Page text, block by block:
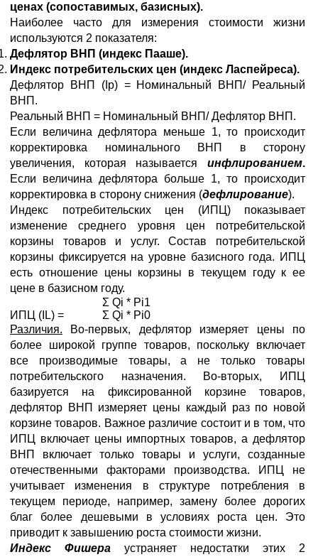
ценах (сопоставимых, базисных).
Наиболее часто для измерения стоимости жизни
используются 2 показателя:
Дефлятор ВНП (индекс Пааше).
Индекс потребительских цен (индекс Ласпейреса).
Дефлятор ВНП (Ip) = Номинальный ВНП/ Реальный
ВНП.
Реальный ВНП = Номинальный ВНП/ Дефлятор ВНП.
Если величина дефлятора меньше 1, то происходит
корректировка номинального ВНП в сторону
увеличения, которая называется инфлированием.
Если величина дефлятора больше 1, то происходит
корректировка в сторону снижения (дефлирование).
Индекс потребительских цен (ИПЦ) показывает
изменение среднего уровня цен потребительской
корзины товаров и услуг. Состав потребительской
корзины фиксируется на уровне базисного года. ИПЦ
есть отношение цены корзины в текущем году к ее
цене в базисном году.
ИПЦ (IL) =
Σ Qi * Pi1
Σ Qi * Pi0
Различия. Во-первых, дефлятор измеряет цены по
более широкой группе товаров, поскольку включает
все производимые товары, а не только товары
потребительского назначения. Во-вторых, ИПЦ
базируется на фиксированной корзине товаров,
дефлятор ВНП измеряет цены каждый раз по новой
корзине товаров. Важное различие состоит и в том, что
ИПЦ включает цены импортных товаров, а дефлятор
ВНП включает только товары и услуги, созданные
отечественными факторами производства. ИПЦ не
учитывает изменения в структуре потребления в
текущем периоде, например, замену более дорогих
благ более дешевыми в условиях роста цен. Это
приводит к завышению роста стоимости жизни.
Индекс Фишера устраняет недостатки этих 2